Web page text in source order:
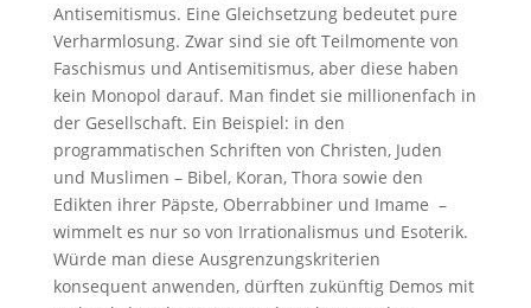
Antisemitismus. Eine Gleichsetzung bedeutet pure
Verharmlosung. Zwar sind sie oft Teilmomente von
Faschismus und Antisemitismus, aber diese haben
kein Monopol darauf. Man findet sie millionenfach in
der Gesellschaft. Ein Beispiel: in den
programmatischen Schriften von Christen, Juden
und Muslimen – Bibel, Koran, Thora sowie den
Edikten ihrer Päpste, Oberrabbiner und Imame –
wimmelt es nur so von Irrationalismus und Esoterik.
Würde man diese Ausgrenzungskriterien
konsequent anwenden, dürften zukünftig Demos mit